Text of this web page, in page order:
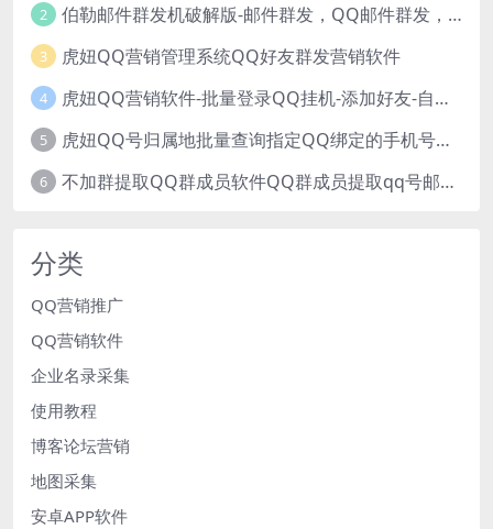
2 伯勒邮件群发机破解版-邮件群发，QQ邮件群发，邮件群发软件，伯乐邮件群发工具，邮件群发器
3 虎妞QQ营销管理系统QQ好友群发营销软件
4 虎妞QQ营销软件-批量登录QQ挂机-添加好友-自动加群-群发消息-临时会话
5 虎妞QQ号归属地批量查询指定QQ绑定的手机号软件
6 不加群提取QQ群成员软件QQ群成员提取qq号邮箱软件
分类
QQ营销推广
QQ营销软件
企业名录采集
使用教程
博客论坛营销
地图采集
安卓APP软件